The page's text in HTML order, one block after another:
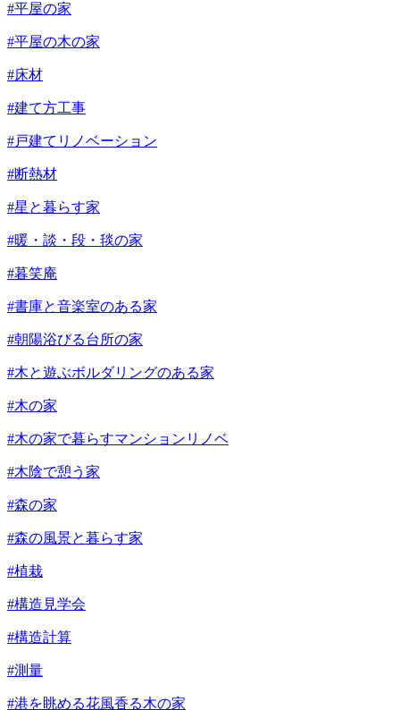
#平屋の家
#平屋の木の家
#床材
#建て方工事
#戸建てリノベーション
#断熱材
#星と暮らす家
#暖・談・段・毯の家
#暮笑庵
#書庫と音楽室のある家
#朝陽浴びる台所の家
#木と遊ぶボルダリングのある家
#木の家
#木の家で暮らすマンションリノベ
#木陰で憩う家
#森の家
#森の風景と暮らす家
#植栽
#構造見学会
#構造計算
#測量
#港を眺める花風香る木の家